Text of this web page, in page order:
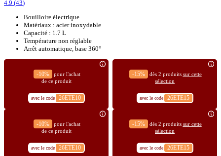
4.9 (43)
Bouilloire électrique
Matériaux : acier inoxydable
Capacité : 1.7 L
Température non réglable
Arrêt automatique, base 360°
-10%
pour l'achat
de ce produit
avec le code 26ETE10
-15% dès 2 produits sur cette
sélection
avec le code 26ETE15
-10%
pour l'achat
de ce produit
avec le code 26ETE10
-15% dès 2 produits sur cette
sélection
avec le code 26ETE15